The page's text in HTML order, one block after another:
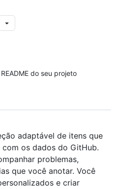
do seu projeto
adaptável de itens que
os dados do GitHub.
problemas,
que você anotar. Você
e criar